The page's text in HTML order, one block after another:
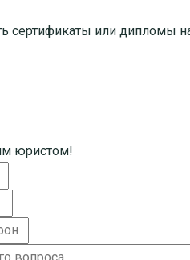
сертификаты или дипломы
юристом!